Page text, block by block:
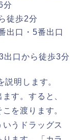
分
徒歩2分
出口・5番出口
出口から徒歩3分
明します。
す。すると、
を渡ります。
うドラッグス